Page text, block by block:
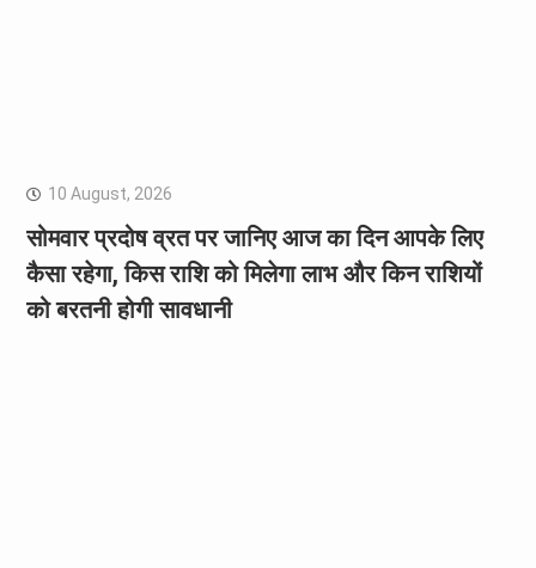
10 August, 2026
सोमवार प्रदोष व्रत पर जानिए आज का दिन आपके लिए
कैसा रहेगा, किस राशि को मिलेगा लाभ और किन राशियों
को बरतनी होगी सावधानी